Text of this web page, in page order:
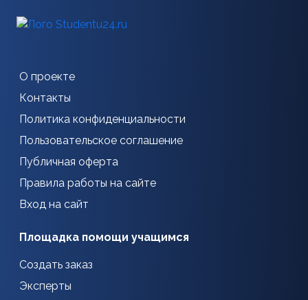
О проекте
Контакты
Политика конфиденциальности
Пользовательское соглашение
Публичная оферта
Правила работы на сайте
Вход на сайт
Площадка помощи учащимся
Создать заказ
Эксперты